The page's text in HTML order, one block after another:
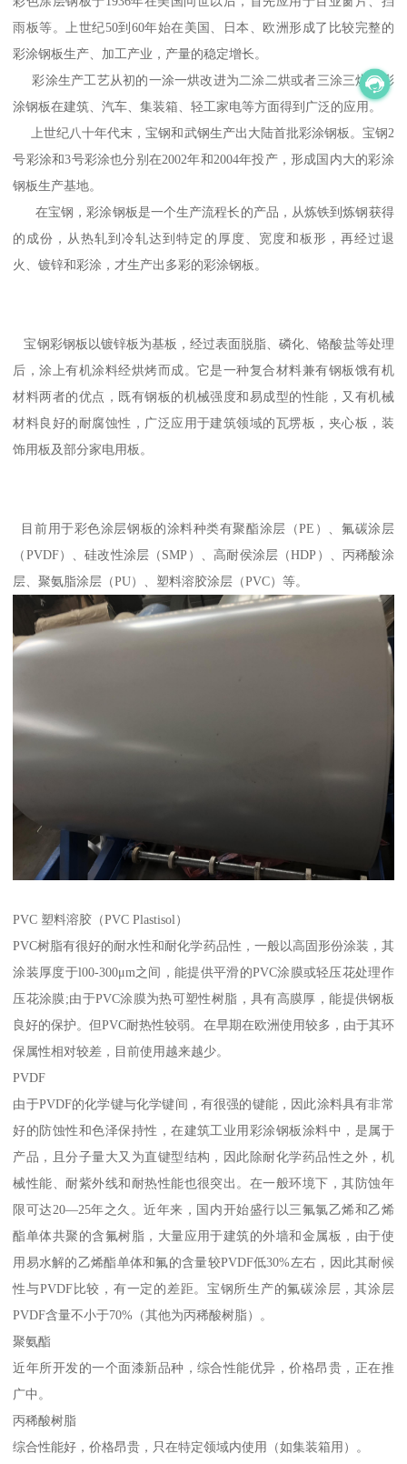
雨板等。上世纪50到60年始在美国、日本、欧洲形成了比较完整的
彩涂钢板生产、加工产业，产量的稳定增长。
彩涂生产工艺从初的一涂一烘改进为二涂二烘或者三涂三烘，彩
涂钢板在建筑、汽车、集装箱、轻工家电等方面得到广泛的应用。
上世纪八十年代末，宝钢和武钢生产出大陆首批彩涂钢板。宝钢2
号彩涂和3号彩涂也分别在2002年和2004年投产，形成国内大的彩涂
钢板生产基地。
在宝钢，彩涂钢板是一个生产流程长的产品，从炼铁到炼钢获得
的成份，从热轧到冷轧达到特定的厚度、宽度和板形，再经过退
火、镀锌和彩涂，才生产出多彩的彩涂钢板。
宝钢彩钢板以镀锌板为基板，经过表面脱脂、磷化、铬酸盐等处理
后，涂上有机涂料经烘烤而成。它是一种复合材料兼有钢板饿有机
材料两者的优点，既有钢板的机械强度和易成型的性能，又有机械
材料良好的耐腐蚀性，广泛应用于建筑领域的瓦塄板，夹心板，装
饰用板及部分家电用板。
目前用于彩色涂层钢板的涂料种类有聚酯涂层（PE）、氟碳涂层
（PVDF）、硅改性涂层（SMP）、高耐侯涂层（HDP）、丙稀酸涂
层、聚氨脂涂层（PU）、塑料溶胶涂层（PVC）等。
PVC 塑料溶胶（PVC Plastisol）
PVC树脂有很好的耐水性和耐化学药品性，一般以高固形份涂装，其
涂装厚度于l00-300μm之间，能提供平滑的PVC涂膜或轻压花处理作
压花涂膜;由于PVC涂膜为热可塑性树脂，具有高膜厚，能提供钢板
良好的保护。但PVC耐热性较弱。在早期在欧洲使用较多，由于其环
保属性相对较差，目前使用越来越少。
PVDF
由于PVDF的化学键与化学键间，有很强的键能，因此涂料具有非常
好的防蚀性和色泽保持性，在建筑工业用彩涂钢板涂料中，是属于
产品，且分子量大又为直键型结构，因此除耐化学药品性之外，机
械性能、耐紫外线和耐热性能也很突出。在一般环境下，其防蚀年
限可达20—25年之久。近年来，国内开始盛行以三氟氯乙烯和乙烯
酯单体共聚的含氟树脂，大量应用于建筑的外墙和金属板，由于使
用易水解的乙烯酯单体和氟的含量较PVDF低30%左右，因此其耐候
性与PVDF比较，有一定的差距。宝钢所生产的氟碳涂层，其涂层
PVDF含量不小于70%（其他为丙稀酸树脂）。
聚氨酯
近年所开发的一个面漆新品种，综合性能优异，价格昂贵，正在推
广中。
丙稀酸树脂
综合性能好，价格昂贵，只在特定领域内使用（如集装箱用）。